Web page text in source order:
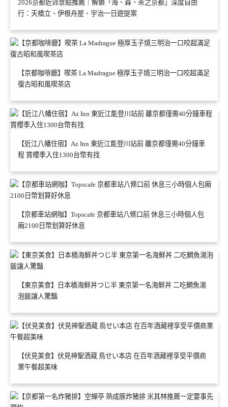
2026京都近郊景點推薦｜解鎖「海、森、茶之京都」深度自由
行：天橋立、伊根舟屋、宇治一日遊提案
【京都咖啡廳】喫茶 La Madrague 極厚玉子燒三明治一口咬超滿足
復古昭和風喫茶店
【近江八幡住宿】Az Inn 東近江能登川站前 離京都僅需40分鐘車
程 賞櫻季入住1300台幣有找
【京都車站網咖】Topscafe 京都車站八條口前 休息三小時個人包
廂2100日幣划算好休息
【東京美食】日本橋海鮮丼つじ半 東京第一名海鮮丼 二吃鯛魚湯
泡飯讓人驚豔
【伏見美食】伏見神聖酒蔵 鳥せい本店 在百年酒藏裡享受平價商
業午餐超美味